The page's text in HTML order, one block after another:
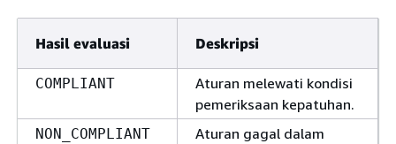
Hasil evaluasi Deskripsi
COMPLIANT
Aturan melewati kondisi
pemeriksaan kepatuhan.
NON_COMPLIANT
Aturan gagal dalam